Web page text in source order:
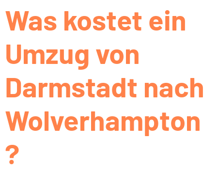
Was kostet ein
Umzug von
Darmstadt nach
Wolverhampton
?